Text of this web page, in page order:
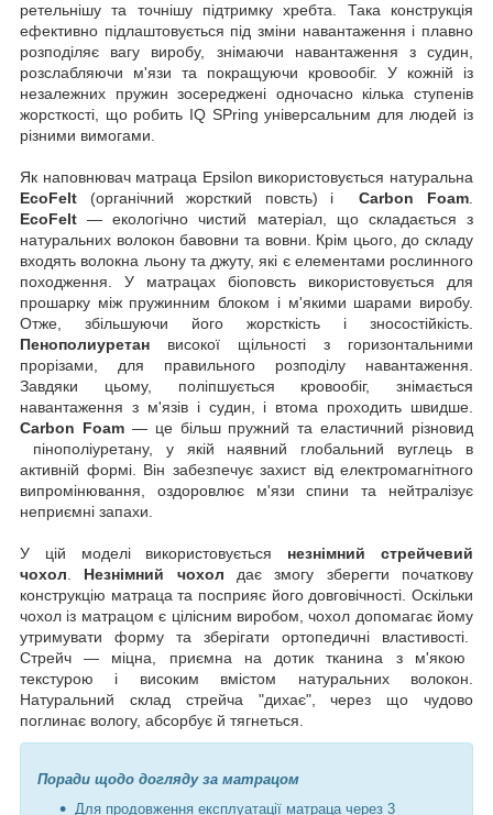
ретельнішу та точнішу підтримку хребта. Така конструкція
ефективно підлаштовується під зміни навантаження і плавно
розподіляє вагу виробу, знімаючи навантаження з судин,
розслабляючи м'язи та покращуючи кровообіг. У кожній із
незалежних пружин зосереджені одночасно кілька ступенів
жорсткості, що робить IQ SPring універсальним для людей із
різними вимогами.
Як наповнювач матраца Epsilon використовується натуральна
EcoFelt (органічний жорсткий повсть) і Carbon Foam.
EcoFelt — екологічно чистий матеріал, що складається з
натуральних волокон бавовни та вовни. Крім цього, до складу
входять волокна льону та джуту, які є елементами рослинного
походження. У матрацах біоповсть використовується для
прошарку між пружинним блоком і м'якими шарами виробу.
Отже, збільшуючи його жорсткість і зносостійкість.
Пенополиуретан високої щільності з горизонтальними
прорізами, для правильного розподілу навантаження.
Завдяки цьому, поліпшується кровообіг, знімається
навантаження з м'язів і судин, і втома проходить швидше.
Carbon Foam— це більш пружний та еластичний різновид
пінополіуретану, у якій наявний глобальний вуглець в
активній формі. Він забезпечує захист від електромагнітного
випромінювання, оздоровлює м'язи спини та нейтралізує
неприємні запахи.
У цій моделі використовується незнімний стрейчевий
чохол. Незнімний чохол дає змогу зберегти початкову
конструкцію матраца та посприяє його довговічності. Оскільки
чохол із матрацом є цілісним виробом, чохол допомагає йому
утримувати форму та зберігати ортопедичні властивості.
Стрейч — міцна, приємна на дотик тканина з м'якою
текстурою і високим вмістом натуральних волокон.
Натуральний склад стрейча "дихає", через що чудово
поглинає вологу, абсорбує й тягнеться.
Поради щодо догляду за матрацом
Для продовження експлуатації матраца через 3